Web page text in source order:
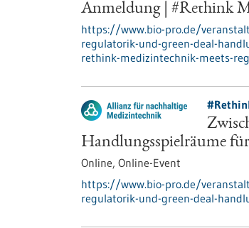
Anmeldung | #Rethink
https://www.bio-pro.de/
regulatorik-und-green-deal-
rethink-medizintechnik-meets-
Handlungsspielräume
Online, Online-Event
https://www.bio-pro.de/
regulatorik-und-green-deal-